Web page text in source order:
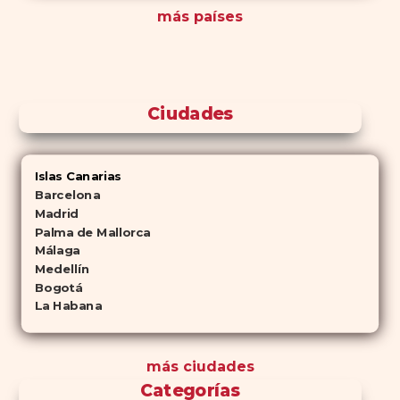
más países
Ciudades
Islas Canarias
Barcelona
Madrid
Palma de Mallorca
Málaga
Medellín
Bogotá
La Habana
más ciudades
Categorías